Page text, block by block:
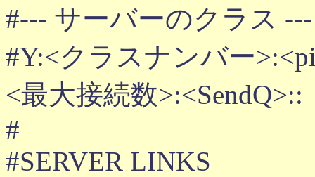
#--- サーバーのクラス ---
#Y:<クラスナンバー
<最大接続数>:<SendQ>::
#
#SERVER LINKS